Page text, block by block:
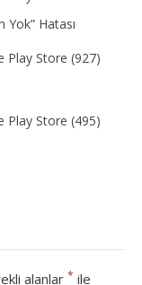
Yok” Hatası
Play Store (927)
Play Store (495)
alanlar * ile